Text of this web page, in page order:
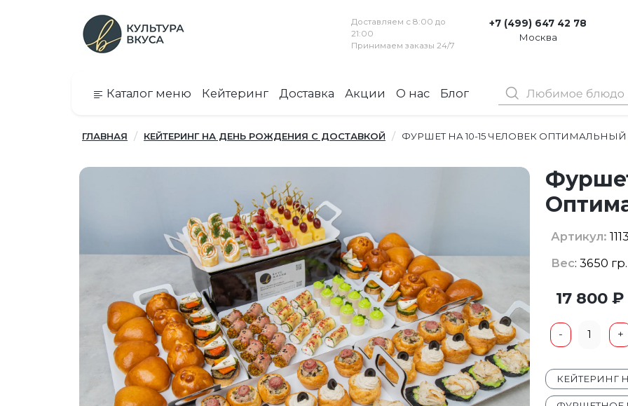
Доставляем с 8:00 до
21:00
Принимаем заказы 24/7
+7 (499) 647 42 78
Москва
Каталог меню Кейтеринг Доставка Акции О нас Блог Контакты
ГЛАВНАЯ КЕЙТЕРИНГ НА ДЕНЬ РОЖДЕНИЯ С ДОСТАВКОЙ ФУРШЕТ НА 10-15 ЧЕЛОВЕК ОПТИМАЛЬНЫЙ
Артикул: 1113
Вес: 3650 гр.
17 800 ₽
- 1 +
КЕЙТЕРИНГ